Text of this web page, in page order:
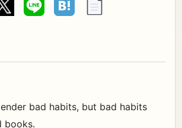
bad habits, but bad habits
books.